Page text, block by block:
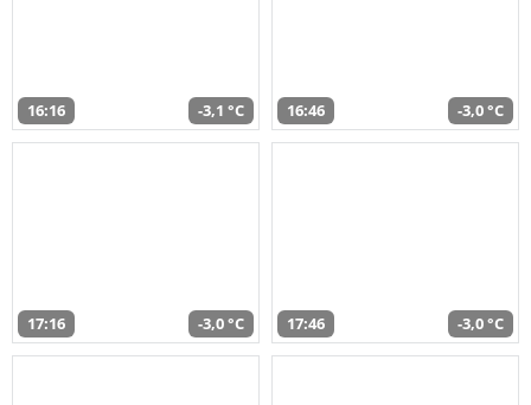
16:16 -3,1 °C 16:46 -3,0 °C
17:16 -3,0 °C 17:46 -3,0 °C